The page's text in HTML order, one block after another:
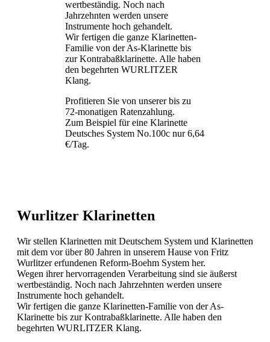
wertbeständig. Noch nach
Jahrzehnten werden unsere
Instrumente hoch gehandelt.
Wir fertigen die ganze Klarinetten-
Familie von der As-Klarinette bis
zur Kontrabaßklarinette. Alle haben
den begehrten WURLITZER
Klang.
Profitieren Sie von unserer bis zu
72-monatigen Ratenzahlung.
Zum Beispiel für eine Klarinette
Deutsches System No.100c nur 6,64
€/Tag.
Wurlitzer Klarinetten
Wir stellen Klarinetten mit Deutschem System und Klarinetten
mit dem vor über 80 Jahren in unserem Hause von Fritz
Wurlitzer erfundenen Reform-Boehm System her.
Wegen ihrer hervorragenden Verarbeitung sind sie äußerst
wertbeständig. Noch nach Jahrzehnten werden unsere
Instrumente hoch gehandelt.
Wir fertigen die ganze Klarinetten-Familie von der As-
Klarinette bis zur Kontrabaßklarinette. Alle haben den
begehrten WURLITZER Klang.